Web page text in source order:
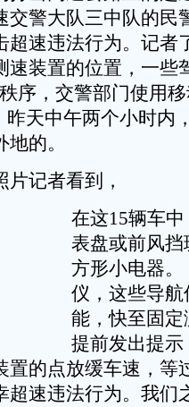
交警大队三中队的民
超速违法行为。记者
速装置的位置，一些
序，交警部门使用
昨天中午两个小时内
的。
记者看到，
在这15辆车
表盘或前风
方形小电器。
仪，这些导
能，快至固
提前发出提
置的点放缓车速，等
超速违法行为。我们